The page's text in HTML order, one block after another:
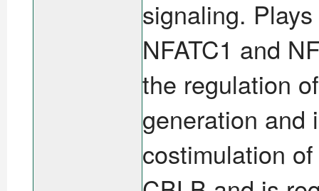
signaling.
NFATC1 and
the regulation
generation and
costimulation